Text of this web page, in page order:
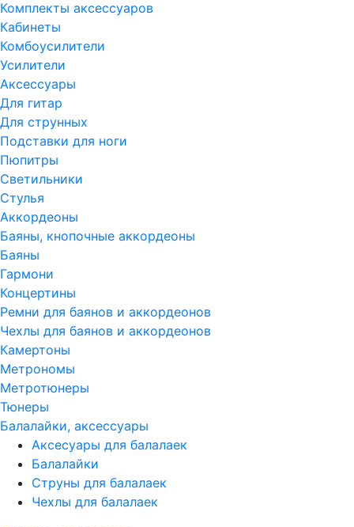
Комплекты аксессуаров
Кабинеты
Комбоусилители
Усилители
Аксессуары
Для гитар
Для струнных
Подставки для ноги
Пюпитры
Светильники
Стулья
Аккордеоны
Баяны, кнопочные аккордеоны
Баяны
Гармони
Концертины
Ремни для баянов и аккордеонов
Чехлы для баянов и аккордеонов
Камертоны
Метрономы
Метротюнеры
Тюнеры
Балалайки, аксессуары
Аксесуары для балалаек
Балалайки
Струны для балалаек
Чехлы для балалаек